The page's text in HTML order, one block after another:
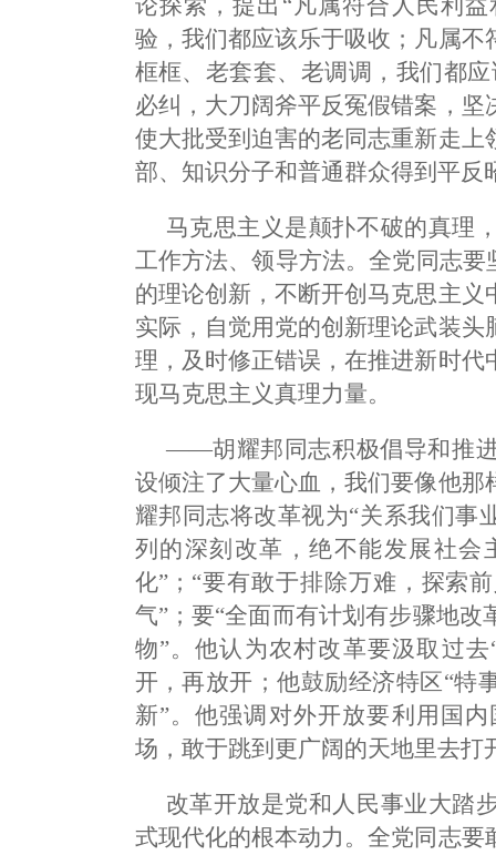
验，我们都应该乐于吸收；凡属
框框、老套套、老调调，我们都
必纠，大刀阔斧平反冤假错案，
使大批受到迫害的老同志重新走
部、知识分子和普通群众得到平反
马克思主义是颠扑不破的真理
工作方法、领导方法。全党同志
的理论创新，不断开创马克思主
实际，自觉用党的创新理论武装
理，及时修正错误，在推进新时
现马克思主义真理力量。
——胡耀邦同志积极倡导和推
设倾注了大量心血，我们要像他
耀邦同志将改革视为“关系我们事
列的深刻改革，绝不能发展社
化”；“要有敢于排除万难，探索
气”；要“全面而有计划有步骤地
物”。他认为农村改革要汲取过
开，再放开；他鼓励经济特区“特
新”。他强调对外开放要利用国
场，敢于跳到更广阔的天地里去打
改革开放是党和人民事业大踏
式现代化的根本动力。全党同志